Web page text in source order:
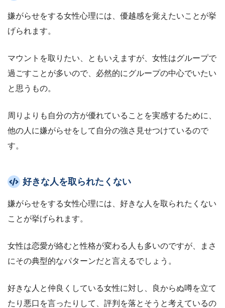
嫌がらせをする女性心理には、優越感を覚えたいことが挙
げられます。
マウントを取りたい、ともいえますが、女性はグループで
過ごすことが多いので、必然的にグループの中心でいたい
と思うもの。
周りよりも自分の方が優れていることを実感するために、
他の人に嫌がらせをして自分の強さ見せつけているので
す。
好きな人を取られたくない
嫌がらせをする女性心理には、好きな人を取られたくない
ことが挙げられます。
女性は恋愛が絡むと性格が変わる人も多いのですが、まさ
にその典型的なパターンだと言えるでしょう。
好きな人と仲良くしている女性に対し、良からぬ噂を立て
たり悪口を言ったりして、評判を落とそうと考えているの